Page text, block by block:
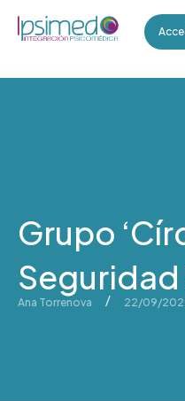
Grupo
Seguridad
Ana Torrenova / 22/09/